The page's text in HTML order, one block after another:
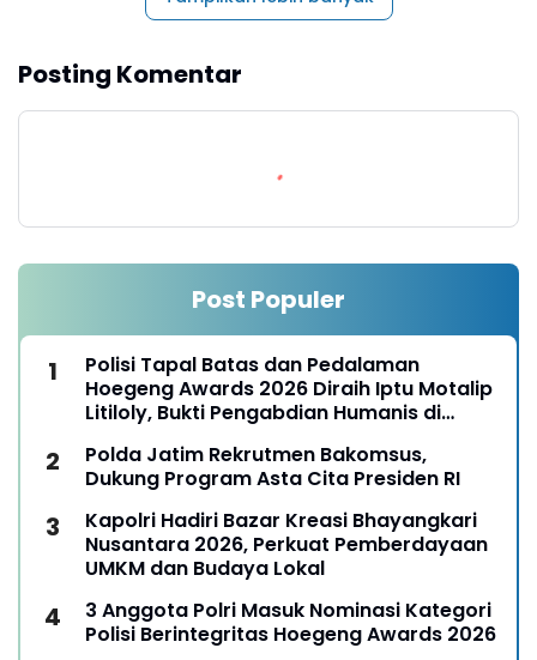
Posting Komentar
Post Populer
Polisi Tapal Batas dan Pedalaman
Hoegeng Awards 2026 Diraih Iptu Motalip
Litiloly, Bukti Pengabdian Humanis di
Polda Jatim Rekrutmen Bakomsus,
Dukung Program Asta Cita Presiden RI
Kapolri Hadiri Bazar Kreasi Bhayangkari
Nusantara 2026, Perkuat Pemberdayaan
UMKM dan Budaya Lokal
3 Anggota Polri Masuk Nominasi Kategori
Polisi Berintegritas Hoegeng Awards 2026